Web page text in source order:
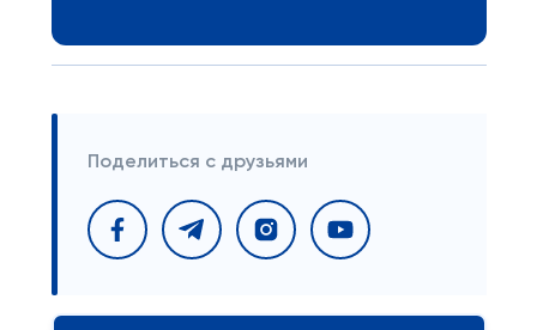
Поделиться с друзьями